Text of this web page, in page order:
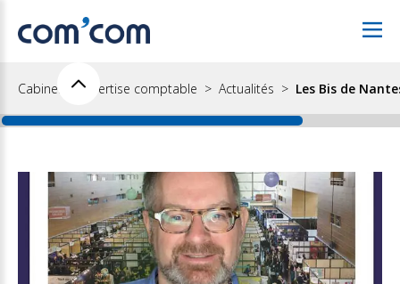
Cabinet d'expertise comptable Actualités Les Bis de